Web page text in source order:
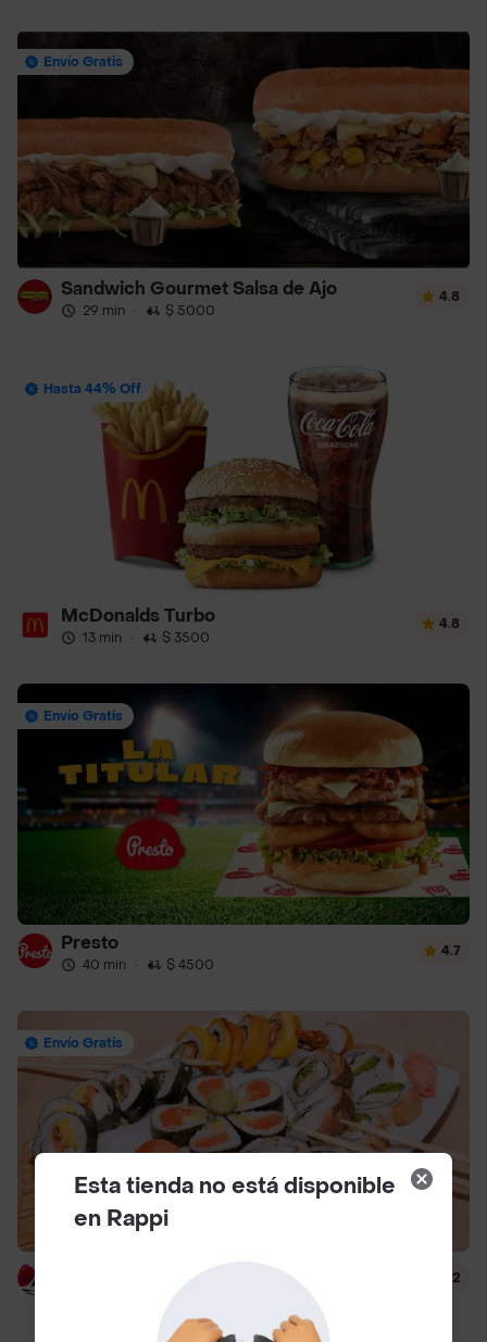
Envío Gratis
Sandwich Gourmet Salsa de Ajo
29 min · $ 5000
4.8
Hasta 44% Off
McDonalds Turbo
13 min · $ 3500
4.8
Envío Gratis
Presto
40 min · $ 4500
4.7
Envío Gratis
$ 6500
4.2
Esta tienda no está disponible
en Rappi